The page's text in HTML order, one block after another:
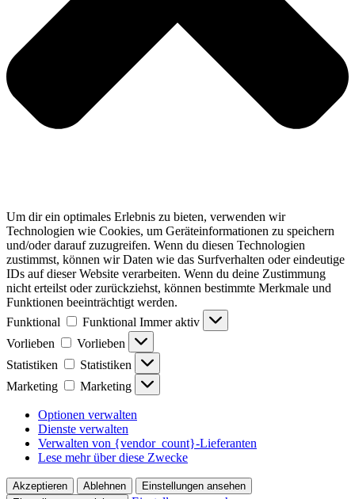
Um dir ein optimales Erlebnis zu bieten, verwenden wir
Technologien wie Cookies, um Geräteinformationen zu speichern
und/oder darauf zuzugreifen. Wenn du diesen Technologien
zustimmst, können wir Daten wie das Surfverhalten oder eindeutige
IDs auf dieser Website verarbeiten. Wenn du deine Zustimmung
nicht erteilst oder zurückziehst, können bestimmte Merkmale und
Funktionen beeinträchtigt werden.
Funktional
Funktional Immer aktiv
Vorlieben
Vorlieben
Statistiken
Statistiken
Marketing
Marketing
Optionen verwalten
Dienste verwalten
Verwalten von {vendor_count}-Lieferanten
Lese mehr über diese Zwecke
Akzeptieren Ablehnen
Einstellungen ansehen